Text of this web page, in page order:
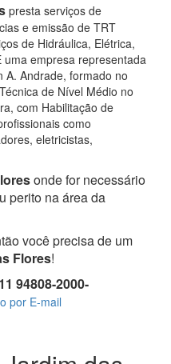
presta serviços de
e emissão de TRT
de Hidráulica, Elétrica,
uma empresa representada
A. Andrade, formado no
de Nível Médio no
com Habilitação de
como
eletricistas,
onde for necessário
perito na área da
você precisa de um
Flores!
94808-2000-
por E-mail